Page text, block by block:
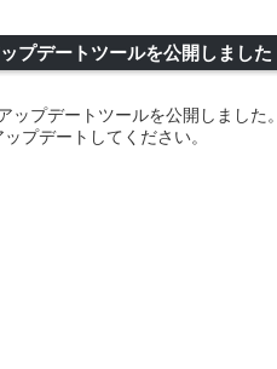
プデートツールを公開しました
ップデートツールを公開しました。
ップデートしてください。